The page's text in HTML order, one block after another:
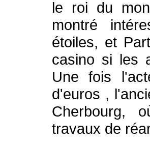
le roi du
montré
étoiles, et
casino si les
Une fois
d'euros ­,
Cherbourg,
travaux de